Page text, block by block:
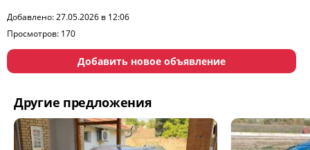
Добавлено: 27.05.2026 в 12:06
Просмотров: 170
Добавить новое объявление
Другие предложения